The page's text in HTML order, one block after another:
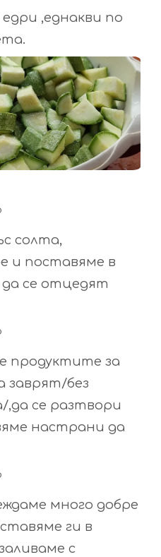
,еднакви по
солта,
и поставяме в
да се отцедят
продуктите за
без
,да се разтвори
настрани да
много добре
ги в
с